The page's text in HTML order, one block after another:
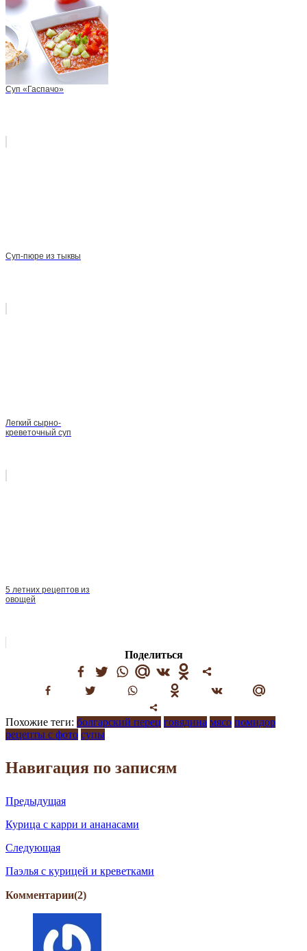
Суп «Гаспачо»
Суп-пюре из тыквы
Легкий сырно-
креветочный суп
5 летних рецептов из
овощей
Поделиться
Похожие теги: болгарский перец говядина мясо помидор
рецепты с фото супы
Навигация по записям
Предыдущая
Курица с карри и ананасами
Следующая
Паэлья с курицей и креветками
Комментарии(2)